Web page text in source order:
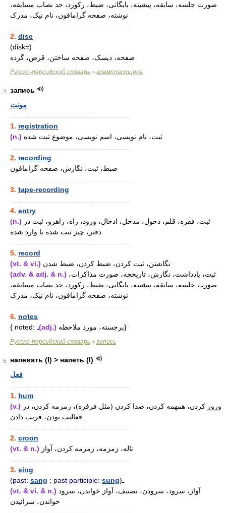
صورت جلسه، سابقه، پیشینه، بایگانی، ضبط، رکورد، حد نصاب مسابقه،
نوشته، صفحه گرامافون، نام نیک، مدرک
2. disc
(disk=)
صفحه، دیسک، صفحه ساختن، قرص، گرده
Русско-персидский словарь > грампластинка
4
запись
مونث
1. registration
(n.) ثبت، نام نویسی، اسم نویسی، موضوع ثبت شده
2. recording
ضبط، ثبت، نگارش، صفحه گرامافون
3. tape-recording
4. entry
(n.)
دفتر، چیز ثبت شده یا وارد شده
5. record
(vt. & vi.) نگاشتن، ثبت کردن، ضبط کردن، ضبط شدن
(adv. & adj. & n.)
صورت جلسه، سابقه، پیشینه، بایگانی، ضبط، رکورد، حد نصاب مسابقه،
نوشته، صفحه گرامافون، نام نیک، مدرک
6. notes
{ noted: ـ(adj.) برجسته، مورد ملاحظه}
Русско-персидский словарь > запись
5
напевать (I) > напеть (I)
فعل
1. hum
(v.)
فعالیت بودن، فریب دادن
2. croon
(vt. & n.) ناله، زمزمه، زمزمه کردن، آواز
3. sing
(past: sang ; past participle: sung )ـ
(vt. & vi. & n.)
خواندن، سرائیدن